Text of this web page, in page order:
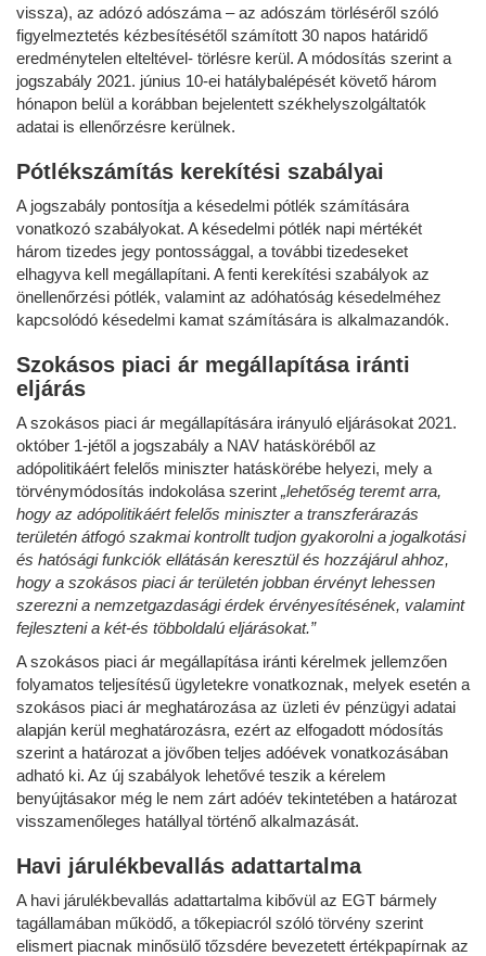
vissza), az adózó adószáma – az adószám törléséről szóló
figyelmeztetés kézbesítésétől számított 30 napos határidő
eredménytelen elteltével- törlésre kerül. A módosítás szerint a
jogszabály 2021. június 10-ei hatálybalépését követő három
hónapon belül a korábban bejelentett székhelyszolgáltatók
adatai is ellenőrzésre kerülnek.
Pótlékszámítás kerekítési szabályai
A jogszabály pontosítja a késedelmi pótlék számítására
vonatkozó szabályokat. A késedelmi pótlék napi mértékét
három tizedes jegy pontossággal, a további tizedeseket
elhagyva kell megállapítani. A fenti kerekítési szabályok az
önellenőrzési pótlék, valamint az adóhatóság késedelméhez
kapcsolódó késedelmi kamat számítására is alkalmazandók.
Szokásos piaci ár megállapítása iránti
eljárás
A szokásos piaci ár megállapítására irányuló eljárásokat 2021.
október 1-jétől a jogszabály a NAV hatásköréből az
adópolitikáért felelős miniszter hatáskörébe helyezi, mely a
törvénymódosítás indokolása szerint „lehetőség teremt arra,
hogy az adópolitikáért felelős miniszter a transzferárazás
területén átfogó szakmai kontrollt tudjon gyakorolni a jogalkotási
és hatósági funkciók ellátásán keresztül és hozzájárul ahhoz,
hogy a szokásos piaci ár területén jobban érvényt lehessen
szerezni a nemzetgazdasági érdek érvényesítésének, valamint
fejleszteni a két-és többoldalú eljárásokat.”
A szokásos piaci ár megállapítása iránti kérelmek jellemzően
folyamatos teljesítésű ügyletekre vonatkoznak, melyek esetén a
szokásos piaci ár meghatározása az üzleti év pénzügyi adatai
alapján kerül meghatározásra, ezért az elfogadott módosítás
szerint a határozat a jövőben teljes adóévek vonatkozásában
adható ki. Az új szabályok lehetővé teszik a kérelem
benyújtásakor még le nem zárt adóév tekintetében a határozat
visszamenőleges hatállyal történő alkalmazását.
Havi járulékbevallás adattartalma
A havi járulékbevallás adattartalma kibővül az EGT bármely
tagállamában működő, a tőkepiacról szóló törvény szerint
elismert piacnak minősülő tőzsdére bevezetett értékpapírnak az